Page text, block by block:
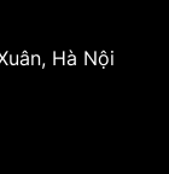
Hà Nội